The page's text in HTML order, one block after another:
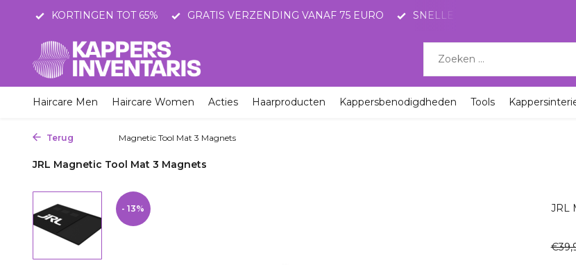
KORTINGEN TOT 65% GRATIS VERZENDING VANAF 75 EURO SNELLE LEVERING MET POSTNL
Haircare Men Haircare Women Acties Haarproducten Kappersbenodigdheden Tools
Terug Magnetic Tool Mat 3 Magnets
JRL Magnetic Tool Mat 3 Magnets
- 13% JRL